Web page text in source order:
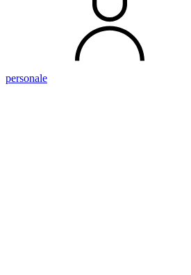
personale